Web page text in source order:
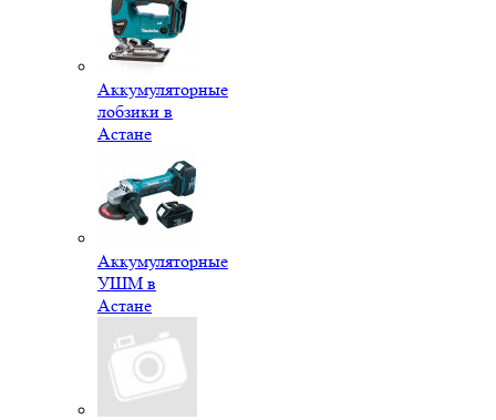
Аккумуляторные
лобзики в
Астане
Аккумуляторные
УШМ в
Астане